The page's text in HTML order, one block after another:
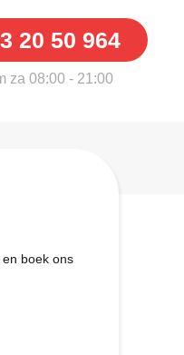
20 50 964
za 08:00 - 21:00
boek ons